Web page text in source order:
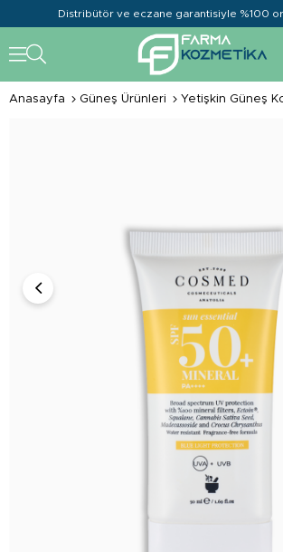
Distribütör ve eczane garantisiyle %100
Anasayfa Güneş Ürünleri Yetişkin Güneş